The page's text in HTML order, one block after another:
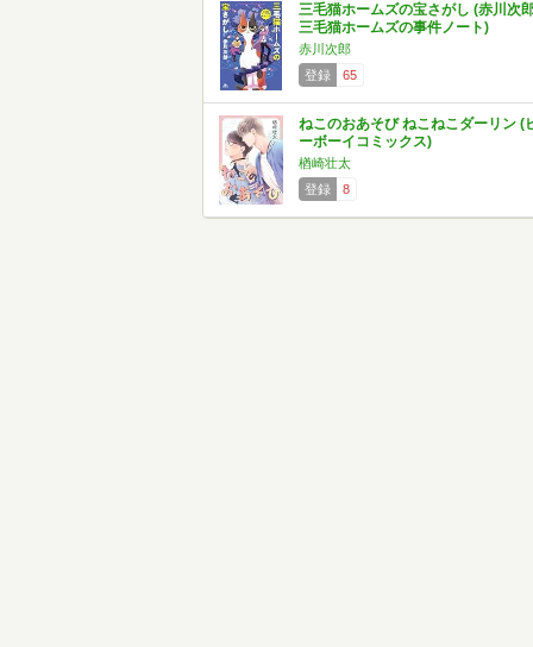
三毛猫ホームズの宝さがし (赤川次
三毛猫ホームズの事件ノート)
赤川次郎
登録
65
ねこのおあそび ねこねこダーリン (
ーボーイコミックス)
楢崎壮太
登録
8